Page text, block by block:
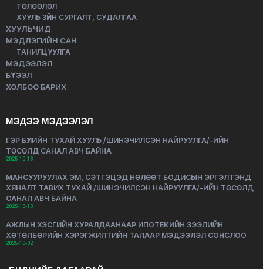
ТӨЛӨӨЛӨЛ
ХУУЛЬ ЗҮЙН СУРГАЛТ, СУДАЛГАА
ХУУЛЬЧИД
МЭДЛЭГИЙН САН
ТАНИЛЦУУЛГА
МЭДЭЭЛЭЛ
БҮТЭЭЛ
ХОЛБОО БАРИХ
МЭДЭЭ МЭДЭЭЛЭЛ
ГЭР БҮЛИЙН ТУХАЙ ХУУЛЬ /ШИНЭЧИЛСЭН НАЙРУУЛГА/-ИЙН
ТӨСӨЛД САНАЛ АВЧ БАЙНА
2025-10-13
МАНСУУРУУЛАХ ЭМ, СЭТГЭЦЭД НӨЛӨӨТ БОДИСЫН ЭРГЭЛТЭНД
ХЯНАЛТ ТАВИХ ТУХАЙ /ШИНЭЧИЛСЭН НАЙРУУЛГА/-ИЙН ТӨСӨЛД
САНАЛ АВЧ БАЙНА
2025-10-13
АЖЛЫН ХЭСГИЙН ХУРАЛДААНААР ИПОТЕКИЙН ЗЭЭЛИЙН
ХӨТӨЛБӨРИЙН ХЭРЭГЖИЛТИЙН ТАЛААР МЭДЭЭЛЭЛ СОНСЛОО
2025-10-02